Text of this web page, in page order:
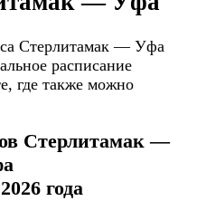
Стерлитамак — Уфа
расписание
где также можно
Стерлитамак —
года